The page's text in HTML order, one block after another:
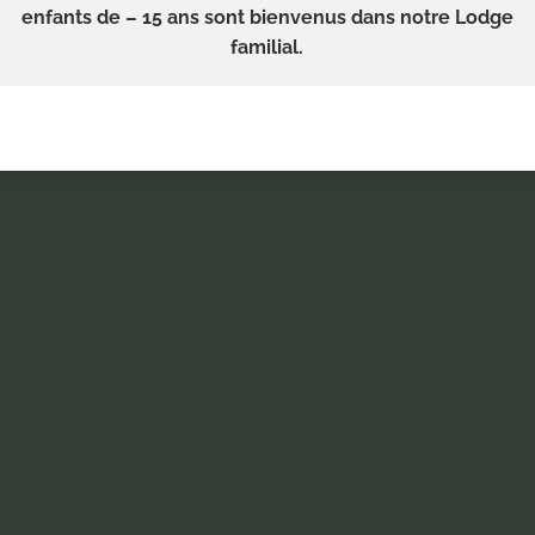
enfants de – 15 ans sont bienvenus dans notre Lodge
familial.
LES